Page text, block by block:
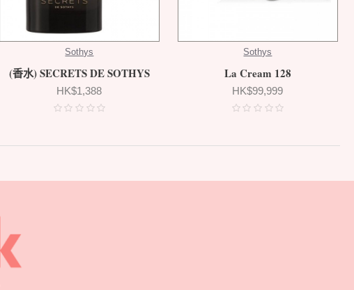
Sothys
(香水) SECRETS DE SOTHYS
HK$1,388
Sothys
La Cream 128
HK$99,999